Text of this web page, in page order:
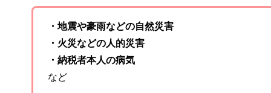
・地震や豪雨などの自然災害
・火災などの人的災害
・納税者本人の病気
など